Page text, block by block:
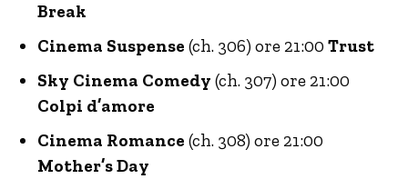
Break
Cinema Suspense (ch. 306) ore 21:00 Trust
Sky Cinema Comedy (ch. 307) ore 21:00
Colpi d’amore
Cinema Romance (ch. 308) ore 21:00
Mother’s Day